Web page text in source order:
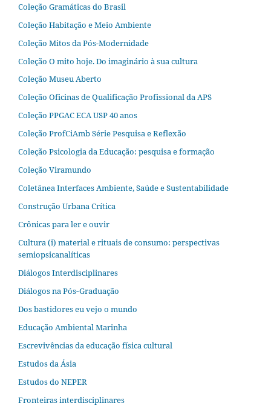
Coleção Gramáticas do Brasil
Coleção Habitação e Meio Ambiente
Coleção Mitos da Pós-Modernidade
Coleção O mito hoje. Do imaginário à sua cultura
Coleção Museu Aberto
Coleção Oficinas de Qualificação Profissional da APS
Coleção PPGAC ECA USP 40 anos
Coleção ProfCiAmb Série Pesquisa e Reflexão
Coleção Psicologia da Educação: pesquisa e formação
Coleção Viramundo
Coletânea Interfaces Ambiente, Saúde e Sustentabilidade
Construção Urbana Crítica
Crônicas para ler e ouvir
Cultura (i) material e rituais de consumo: perspectivas
semiopsicanalíticas
Diálogos Interdisciplinares
Diálogos na Pós‐Graduação
Dos bastidores eu vejo o mundo
Educação Ambiental Marinha
Escrevivências da educação física cultural
Estudos da Ásia​
Estudos do NEPER
Fronteiras interdisciplinares